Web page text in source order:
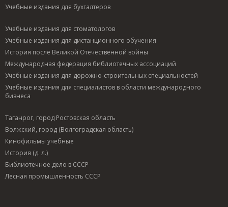
Учебные издания для бухгалтеров
Учебные издания для стоматологов
Учебные издания для дистанционного обучения
История после Великой Отечественной войны
Международная федерация библиотечных ассоциаций
Учебные издания для дорожно-строительных специальностей
Учебные издания для специалистов в области международного
бизнеса
Таганрог, город Ростовская область
Волжский, город (Волгоградская область)
Кинофильмы учебные
История (д. л.)
Библиотечное дело в СССР
Лесная промышленность СССР